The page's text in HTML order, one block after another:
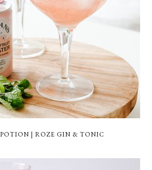
| ROZE GIN & TONIC